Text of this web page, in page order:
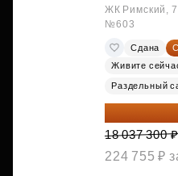
ЖК Римский, 7
№603
Сдана
Живите
Раздельный
14 249 467
18 037 300 ₽
224 755 ₽